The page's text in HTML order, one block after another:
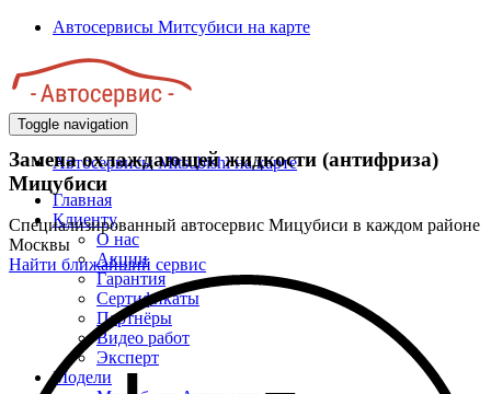
Перейти
основному
содержанию
Автосервисы Митсубиси на карте
Toggle navigation
Автосервисы Mitsubishi на карте
Главная
Клиенту
О нас
Акции
Гарантия
Сертификаты
Партнёры
Видео работ
Эксперт
Модели
Замена охлаждающей жидкости (антифриза)
Мицубиси
Специализированный автосервис Мицубиси в каждом районе
Москвы
Найти ближайший сервис